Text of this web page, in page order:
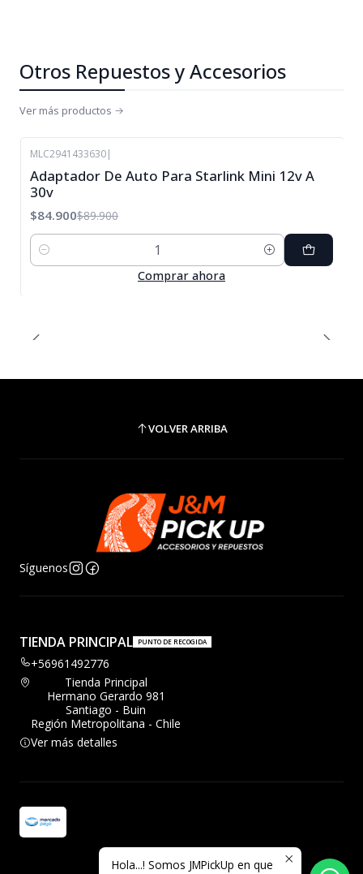
Otros Repuestos y Accesorios
Ver más productos
-6%
OFF
MLC2941433630|
Adaptador De Auto Para Starlink Mini 12v A
30v
$84.900$89.900
Cantidad
Comprar ahora
VOLVER ARRIBA
Síguenos
TIENDA PRINCIPAL PUNTO DE RECOGIDA
+56961492776
Tienda Principal
Hermano Gerardo 981
Santiago - Buin
Región Metropolitana - Chile
Ver más detalles
2026 JMPickup.
Hola...! Somos JMPickUp en que